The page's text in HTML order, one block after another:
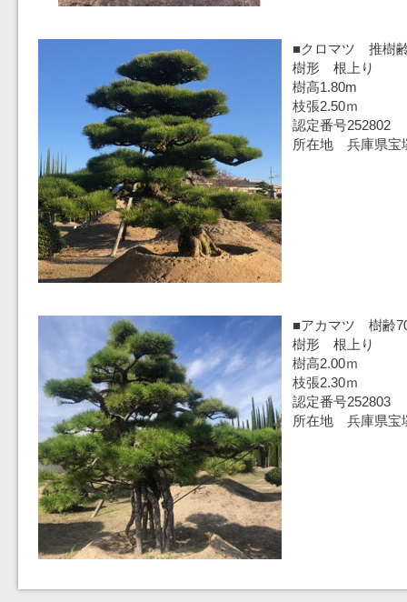
■クロマツ 推
樹形 根上り
樹高1.80m
枝張2.50ｍ
認定番号252802
所在地 兵庫県宝
■アカマツ 樹齢
樹形 根上り
樹高2.00ｍ
枝張2.30ｍ
認定番号252803
所在地 兵庫県宝